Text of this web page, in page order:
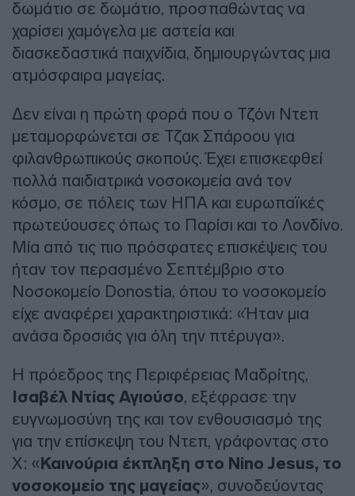
δωμάτιο σε δωμάτιο, προσπαθώντας να
χαρίσει χαμόγελα με αστεία και
διασκεδαστικά παιχνίδια, δημιουργώντας μια
ατμόσφαιρα μαγείας.
Δεν είναι η πρώτη φορά που ο Τζόνι Ντεπ
μεταμορφώνεται σε Τζακ Σπάροου για
φιλανθρωπικούς σκοπούς. Έχει επισκεφθεί
πολλά παιδιατρικά νοσοκομεία ανά τον
κόσμο, σε πόλεις των ΗΠΑ και ευρωπαϊκές
πρωτεύουσες όπως το Παρίσι και το Λονδίνο.
Μία από τις πιο πρόσφατες επισκέψεις του
ήταν τον περασμένο Σεπτέμβριο στο
Νοσοκομείο Donostia, όπου το νοσοκομείο
είχε αναφέρει χαρακτηριστικά: «Ήταν μια
ανάσα δροσιάς για όλη την πτέρυγα».
Η πρόεδρος της Περιφέρειας Μαδρίτης,
Ισαβέλ Ντίας Αγιούσο, εξέφρασε την
ευγνωμοσύνη της και τον ενθουσιασμό της
για την επίσκεψη του Ντεπ, γράφοντας στο
X: «Καινούρια έκπληξη στο Nino Jesus, το
νοσοκομείο της μαγείας», συνοδεύοντας